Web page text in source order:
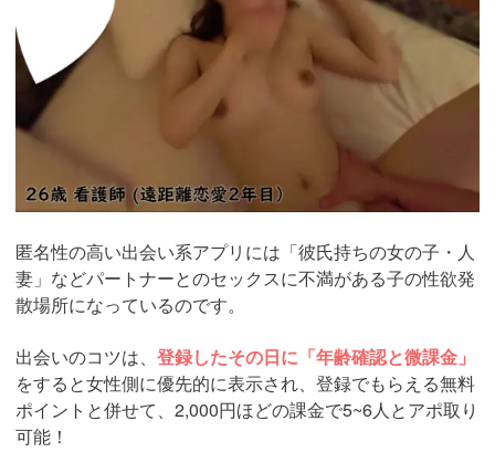
匿名性の高い出会い系アプリには「彼氏持ちの女の子・人
妻」などパートナーとのセックスに不満がある子の性欲発
散場所になっているのです。
出会いのコツは、 登録したその日に「年齢確認と微課金」
をすると女性側に優先的に表示され、登録でもらえる無料
ポイントと併せて、2,000円ほどの課金で5~6人とアポ取り
可能！